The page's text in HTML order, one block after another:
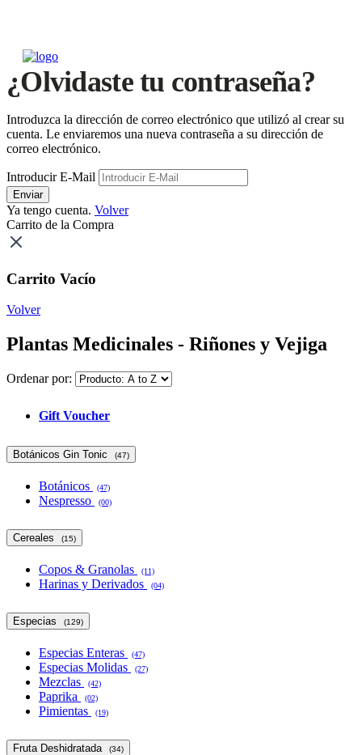
¿Olvidaste tu contraseña?
Introduzca la dirección de correo electrónico que utilizó al crear su
cuenta. Le enviaremos una nueva contraseña a su dirección de
correo electrónico.
Introducir E-Mail
Enviar
Ya tengo cuenta. Volver
Carrito de la Compra
Carrito Vacío
Volver
Plantas Medicinales - Riñones y Vejiga
Ordenar por:
Gift Voucher
Botánicos Gin Tonic (47)
Botánicos (47)
Nespresso (00)
Cereales (15)
Copos & Granolas (11)
Harinas y Derivados (04)
Especias (129)
Especias Enteras (47)
Especias Molidas (27)
Mezclas (42)
Paprika (02)
Pimientas (19)
Fruta Deshidratada (34)